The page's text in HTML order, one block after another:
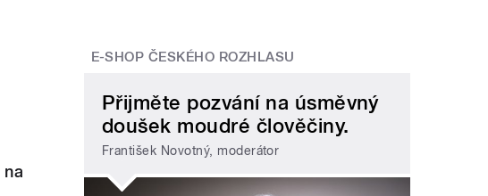
E-SHOP ČESKÉHO ROZHLASU
Přijměte pozvání na úsměvný
doušek moudré člověčiny.
František Novotný, moderátor